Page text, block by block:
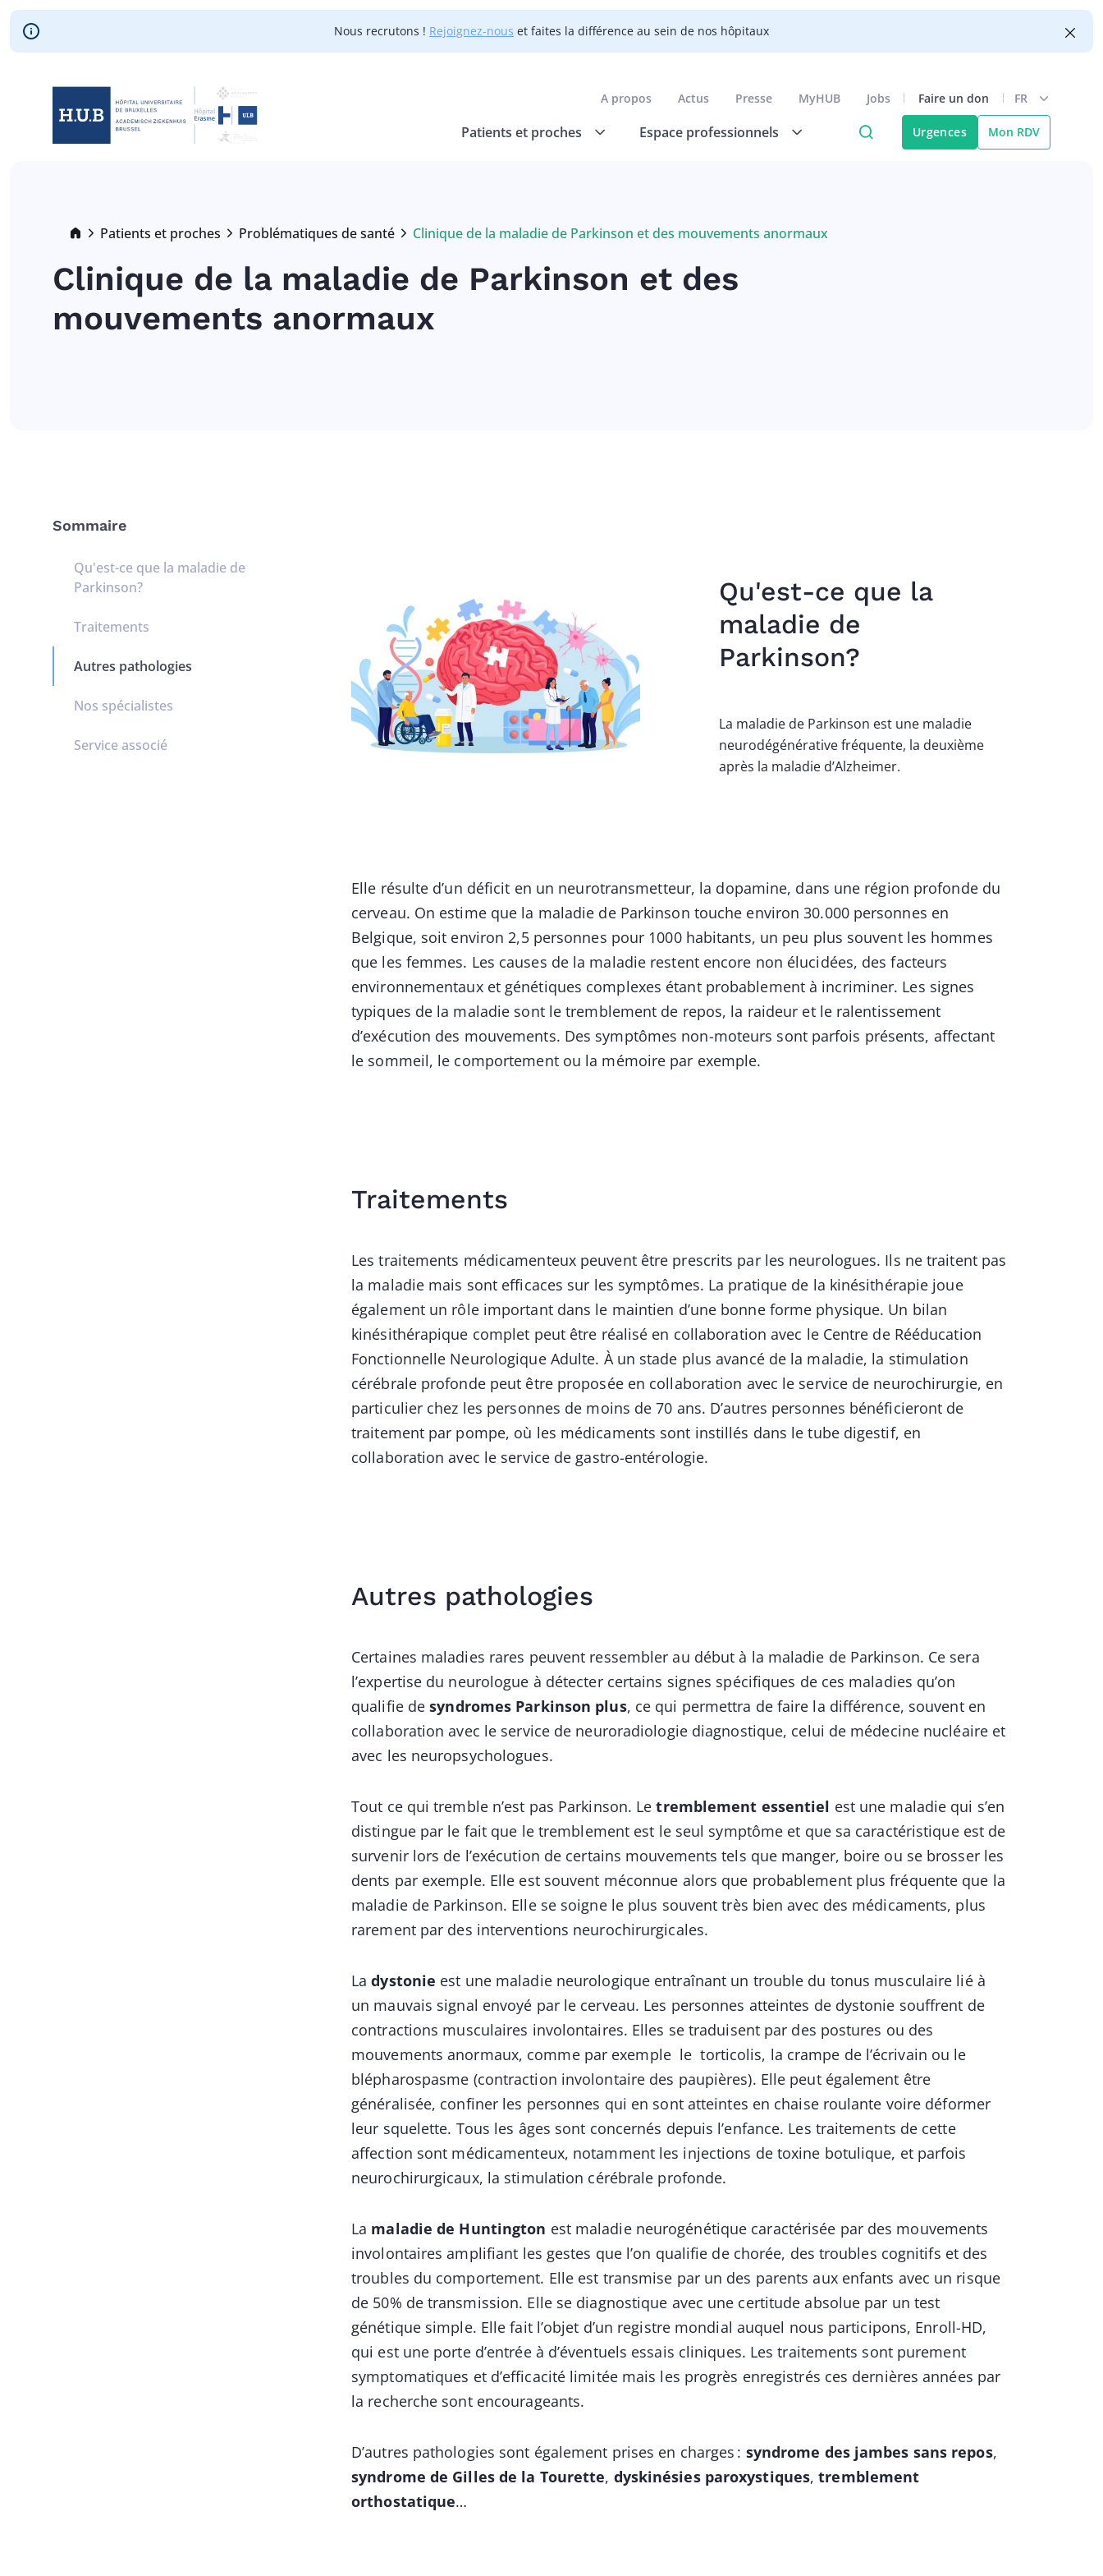
Skip to main content
Nous recrutons ! Rejoignez-nous et faites la différence au sein de nos hôpitaux
A propos Actus Presse MyHUB Jobs Faire un don FR
Patients et proches Espace professionnels Urgences Mon RDV
Breadcrumb
Patients et proches Problématiques de santé
Current:
Clinique de la maladie de Parkinson et des mouvements anormaux
Clinique de la maladie de Parkinson et des
mouvements anormaux
Sommaire
Qu'est-ce que la maladie de
Parkinson?
Traitements
Autres pathologies
Nos spécialistes
Service associé
Qu'est-ce que la
maladie de
Parkinson?
La maladie de Parkinson est une maladie
neurodégénérative fréquente, la deuxième
après la maladie d’Alzheimer.
Elle résulte d’un déficit en un neurotransmetteur, la dopamine, dans une région profonde du
cerveau. On estime que la maladie de Parkinson touche environ 30.000 personnes en
Belgique, soit environ 2,5 personnes pour 1000 habitants, un peu plus souvent les hommes
que les femmes. Les causes de la maladie restent encore non élucidées, des facteurs
environnementaux et génétiques complexes étant probablement à incriminer. Les signes
typiques de la maladie sont le tremblement de repos, la raideur et le ralentissement
d’exécution des mouvements. Des symptômes non-moteurs sont parfois présents, affectant
le sommeil, le comportement ou la mémoire par exemple.
Traitements
Les traitements médicamenteux peuvent être prescrits par les neurologues. Ils ne traitent pas
la maladie mais sont efficaces sur les symptômes. La pratique de la kinésithérapie joue
également un rôle important dans le maintien d’une bonne forme physique. Un bilan
kinésithérapique complet peut être réalisé en collaboration avec le Centre de Rééducation
Fonctionnelle Neurologique Adulte. À un stade plus avancé de la maladie, la stimulation
cérébrale profonde peut être proposée en collaboration avec le service de neurochirurgie, en
particulier chez les personnes de moins de 70 ans. D’autres personnes bénéficieront de
traitement par pompe, où les médicaments sont instillés dans le tube digestif, en
collaboration avec le service de gastro-entérologie.
Autres pathologies
Certaines maladies rares peuvent ressembler au début à la maladie de Parkinson. Ce sera
l’expertise du neurologue à détecter certains signes spécifiques de ces maladies qu’on
qualifie desyndromes Parkinson plus, ce qui permettra de faire la différence, souvent en
collaboration avec le service de neuroradiologie diagnostique, celui de médecine nucléaire et
avec les neuropsychologues.
Tout ce qui tremble n’est pas Parkinson. Letremblement essentiel est une maladie qui s’en
distingue par le fait que le tremblement est le seul symptôme et que sa caractéristique est de
survenir lors de l’exécution de certains mouvements tels que manger, boire ou se brosser les
dents par exemple. Elle est souvent méconnue alors que probablement plus fréquente que la
maladie de Parkinson. Elle se soigne le plus souvent très bien avec des médicaments, plus
rarement par des interventions neurochirurgicales.
Ladystonie est une maladie neurologique entraînant un trouble du tonus musculaire lié à
un mauvais signal envoyé par le cerveau. Les personnes atteintes de dystonie souffrent de
contractions musculaires involontaires. Elles se traduisent par des postures ou des
mouvements anormaux, comme par exemple le torticolis, la crampe de l’écrivain ou le
blépharospasme (contraction involontaire des paupières). Elle peut également être
généralisée, confiner les personnes qui en sont atteintes en chaise roulante voire déformer
leur squelette. Tous les âges sont concernés depuis l’enfance. Les traitements de cette
affection sont médicamenteux, notamment les injections de toxine botulique, et parfois
neurochirurgicaux, la stimulation cérébrale profonde.
La maladie de Huntington est maladie neurogénétique caractérisée par des mouvements
involontaires amplifiant les gestes que l’on qualifie de chorée, des troubles cognitifs et des
troubles du comportement. Elle est transmise par un des parents aux enfants avec un risque
de 50% de transmission. Elle se diagnostique avec une certitude absolue par un test
génétique simple. Elle fait l’objet d’un registre mondial auquel nous participons, Enroll-HD,
qui est une porte d’entrée à d’éventuels essais cliniques. Les traitements sont purement
symptomatiques et d’efficacité limitée mais les progrès enregistrés ces dernières années par
la recherche sont encourageants.
D’autres pathologies sont également prises en charges : syndrome des jambes sans repos,
syndrome de Gilles de la Tourette, dyskinésies paroxystiques,tremblement
orthostatique…